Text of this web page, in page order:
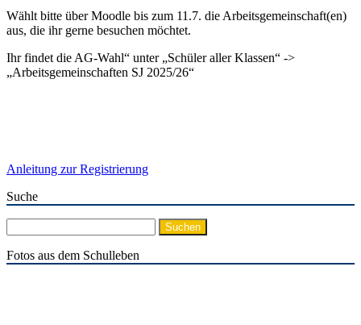
Wählt bitte über Moodle bis zum 11.7. die Arbeitsgemeinschaft(en)
aus, die ihr gerne besuchen möchtet.
Ihr findet die AG-Wahl“ unter „Schüler aller Klassen“ ->
„Arbeitsgemeinschaften SJ 2025/26“
Anleitung zur Registrierung
Suche
nach:
Fotos aus dem Schulleben